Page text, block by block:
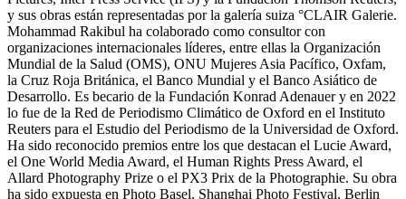
y sus obras están representadas por la galería suiza °CLAIR Galerie.
Mohammad Rakibul ha colaborado como consultor con
organizaciones internacionales líderes, entre ellas la Organización
Mundial de la Salud (OMS), ONU Mujeres Asia Pacífico, Oxfam,
la Cruz Roja Británica, el Banco Mundial y el Banco Asiático de
Desarrollo. Es becario de la Fundación Konrad Adenauer y en 2022
lo fue de la Red de Periodismo Climático de Oxford en el Instituto
Reuters para el Estudio del Periodismo de la Universidad de Oxford.
Ha sido reconocido premios entre los que destacan el Lucie Award,
el One World Media Award, el Human Rights Press Award, el
Allard Photography Prize o el PX3 Prix de la Photographie. Su obra
ha sido expuesta en Photo Basel, Shanghai Photo Festival, Berlin